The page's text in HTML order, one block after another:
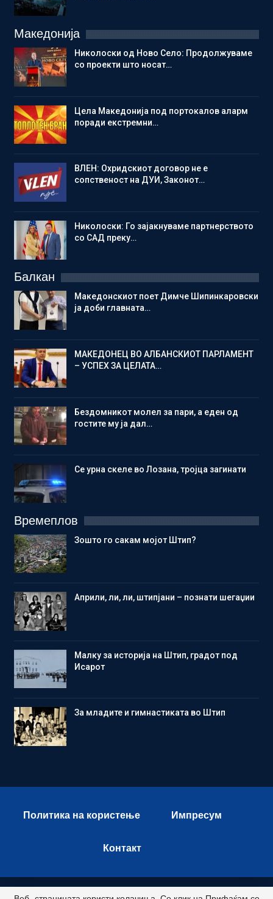
Македонија
Николоски од Ново Село: Продолжуваме
со проекти што носат…
Цела Македонија под портокалов аларм
поради екстремни…
ВЛЕН: Охридскиот договор не е
сопственост на ДУИ, Законот…
Николоски: Го зајакнуваме партнерството
со САД преку…
Балкан
Македонскиот поет Димче Шипинкаровски
ја доби главната…
МАКЕДОНЕЦ ВО АЛБАНСКИОТ ПАРЛАМЕНТ
– УСПЕХ ЗА ЦЕЛАТА…
Бездомникот молел за пари, а еден од
гостите му ја дал…
Се урна скеле во Лозана, тројца загинати
Времеплов
Зошто го сакам мојот Штип?
Aприли, ли, ли, штипјани – познати шегаџии
Малку за историја на Штип, градот под
Исарот
Зa младите и гимнастиката во Штип
Политика на користење Импресум
Контакт